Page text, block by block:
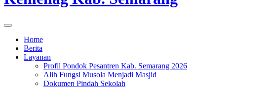
Home
Berita
Layanan
Profil Pondok Pesantren Kab. Semarang 2026
Alih Fungsi Musola Menjadi Masjid
Dokumen Pindah Sekolah